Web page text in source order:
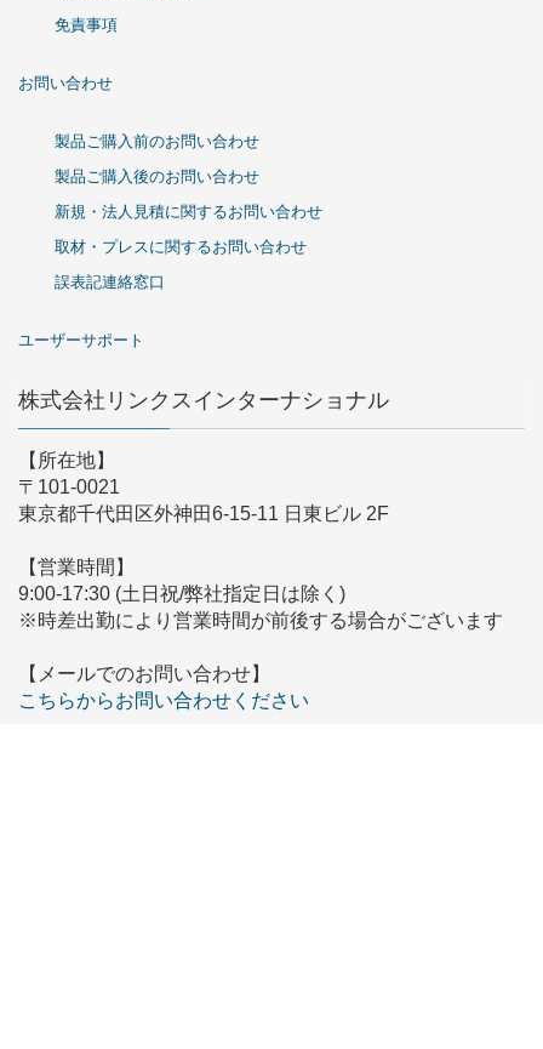
免責事項
お問い合わせ
製品ご購入前のお問い合わせ
製品ご購入後のお問い合わせ
新規・法人見積に関するお問い合わせ
取材・プレスに関するお問い合わせ
誤表記連絡窓口
ユーザーサポート
株式会社リンクスインターナショナル
【所在地】
〒101-0021
東京都千代田区外神田6-15-11 日東ビル 2F
【営業時間】
9:00-17:30 (土日祝/弊社指定日は除く)
※時差出勤により営業時間が前後する場合がございます
【メールでのお問い合わせ】
こちらからお問い合わせください